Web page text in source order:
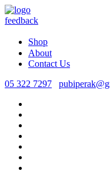
feedback
Shop
About
Contact Us
05 322 7297